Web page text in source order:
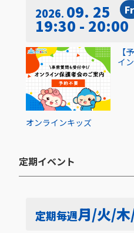
2026 09. 25
19:30 - 20:00
オンラインキッズ
【
イ
定期イベント​
定期毎週月/火/